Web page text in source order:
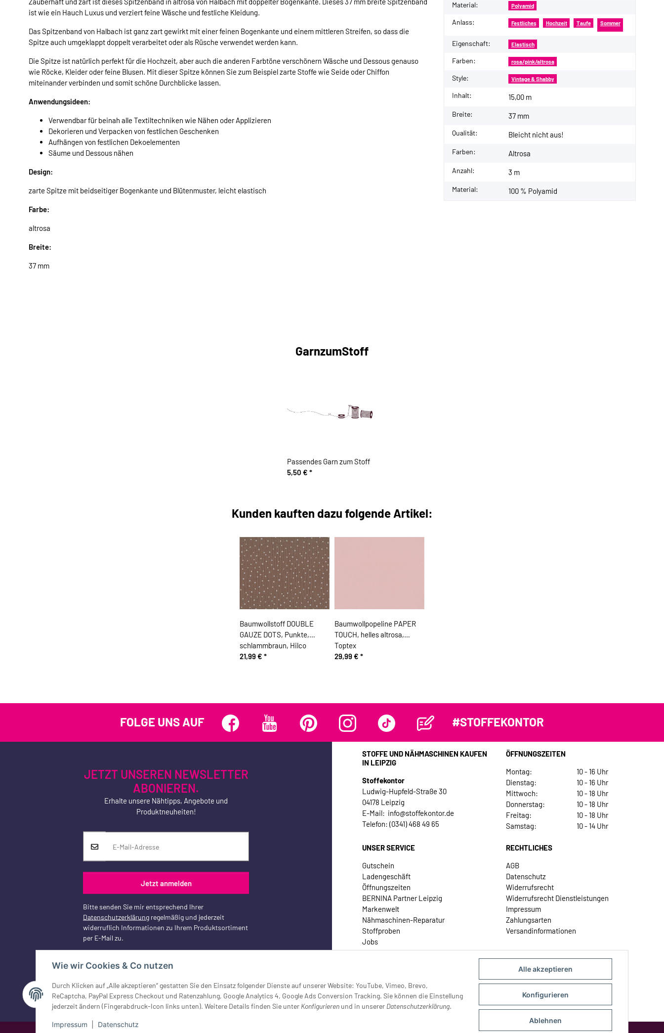
Alle akzeptieren
Konfigurieren
Ablehnen
Wie wir Cookies & Co nutzen
Durch Klicken auf „Alle akzeptieren“ gestatten Sie den Einsatz folgender Dienste auf unserer Website: YouTube, Vimeo, Brevo,
ReCaptcha, PayPal Express Checkout und Ratenzahlung, Google Analytics 4, Google Ads Conversion Tracking. Sie können die Einstellung
jederzeit ändern (Fingerabdruck-Icon links unten). Weitere Details finden Sie unter Konfigurieren und in unserer Datenschutzerklärung.
Impressum Datenschutz
ist wie ein Hauch Luxus und verziert feine Wäsche und festliche Kleidung.
Das Spitzenband von Halbach ist ganz zart gewirkt mit einer feinen Bogenkante und einem mittleren Streifen, so dass die
Spitze auch umgeklappt doppelt verarbeitet oder als Rüsche verwendet werden kann.
Die Spitze ist natürlich perfekt für die Hochzeit, aber auch die anderen Farbtöne verschönern Wäsche und Dessous genauso
wie Röcke, Kleider oder feine Blusen. Mit dieser Spitze können Sie zum Beispiel zarte Stoffe wie Seide oder Chiffon
miteinander verbinden und somit schöne Durchblicke lassen.
Anwendungsideen:
Verwendbar für beinah alle Textiltechniken wie Nähen oder Applizieren
Dekorieren und Verpacken von festlichen Geschenken
Aufhängen von festlichen Dekoelementen
Säume und Dessous nähen
Design:
zarte Spitze mit beidseitiger Bogenkante und Blütenmuster, leicht elastisch
Farbe:
altrosa
Breite:
37 mm
Material: Polyamid
Anlass: Festliches Hochzeit Taufe Sommer
Eigenschaft: Elastisch
Farben: rosa/pink/altrosa
Style: Vintage & Shabby
Inhalt: 15,00 m
Breite: 37 mm
Qualität: Bleicht nicht aus!
Farben: Altrosa
Anzahl: 3 m
Material: 100 % Polyamid
GarnzumStoff
Passendes Garn zum Stoff
5,50 € *
Kunden kauften dazu folgende Artikel:
Baumwollstoff DOUBLE
GAUZE DOTS, Punkte,
schlammbraun, Hilco
21,99 € *
Baumwollpopeline PAPER
TOUCH, helles altrosa,
Toptex
29,99 € *
FOLGE UNS AUF #STOFFEKONTOR
JETZT UNSEREN NEWSLETTER
ABONIEREN.
Erhalte unsere Nähtipps, Angebote und
Produktneuheiten!
Jetzt anmelden
Bitte senden Sie mir entsprechend Ihrer
Datenschutzerklärung regelmäßig und jederzeit
widerruflich Informationen zu Ihrem Produktsortiment
per E-Mail zu.
Vertrag widerrufen
STOFFE UND NÄHMASCHINEN KAUFEN
IN LEIPZIG
Stoffekontor
Ludwig-Hupfeld-Straße 30
04178 Leipzig
E-Mail: info@stoffekontor.de
Telefon: (0341) 468 49 65
ÖFFNUNGSZEITEN
Montag:
10 - 16 Uhr
Dienstag:
10 - 16 Uhr
Mittwoch:
10 - 18 Uhr
Donnerstag:
10 - 18 Uhr
Freitag:
10 - 18 Uhr
Samstag:
10 - 14 Uhr
UNSER SERVICE
Gutschein
Ladengeschäft
Öffnungszeiten
BERNINA Partner Leipzig
Markenwelt
Nähmaschinen-Reparatur
Stoffproben
Jobs
Kontakt
RECHTLICHES
AGB
Datenschutz
Widerrufsrecht
Widerrufsrecht Dienstleistungen
Impressum
Zahlungsarten
Versandinformationen